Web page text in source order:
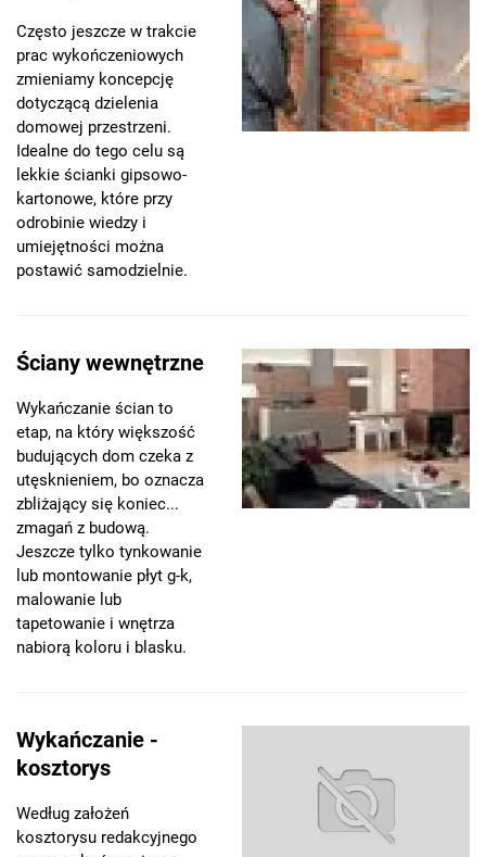
Często jeszcze w trakcie
prac wykończeniowych
zmieniamy koncepcję
dotyczącą dzielenia
domowej przestrzeni.
Idealne do tego celu są
lekkie ścianki gipsowo-
kartonowe, które przy
odrobinie wiedzy i
umiejętności można
postawić samodzielnie.
Ściany wewnętrzne
Wykańczanie ścian to
etap, na który większość
budujących dom czeka z
utęsknieniem, bo oznacza
zbliżający się koniec...
zmagań z budową.
Jeszcze tylko tynkowanie
lub montowanie płyt g-k,
malowanie lub
tapetowanie i wnętrza
nabiorą koloru i blasku.
Wykańczanie -
kosztorys
Według założeń
kosztorysu redakcyjnego